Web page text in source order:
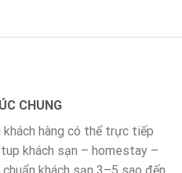
CHUNG
khách hàng có thể trực tiếp
khách sạn – homestay –
khách sạn 3–5 sao đến